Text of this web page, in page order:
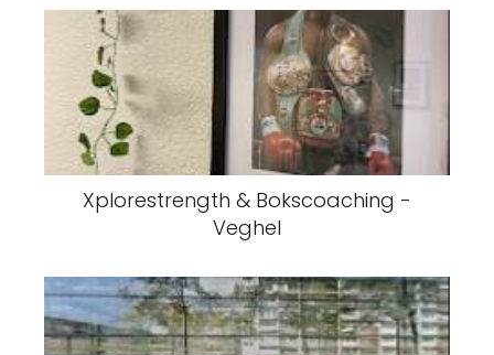
Xplorestrength & Bokscoaching -
Veghel